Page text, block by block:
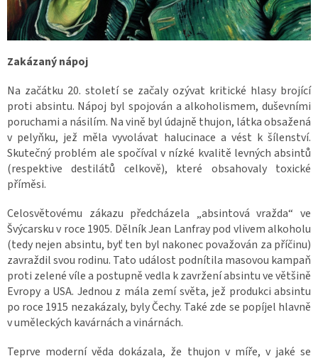
Zakázaný nápoj
Na začátku 20. století se začaly ozývat kritické hlasy brojící
proti absintu. Nápoj byl spojován a alkoholismem, duševními
poruchami a násilím. Na vině byl údajně thujon, látka obsažená
v pelyňku, jež měla vyvolávat halucinace a vést k šílenství.
Skutečný problém ale spočíval v nízké kvalitě levných absintů
(respektive destilátů celkově), které obsahovaly toxické
příměsi.
Celosvětovému zákazu předcházela „absintová vražda“ ve
Švýcarsku v roce 1905. Dělník Jean Lanfray pod vlivem alkoholu
(tedy nejen absintu, byť ten byl nakonec považován za příčinu)
zavraždil svou rodinu. Tato událost podnítila masovou kampaň
proti zelené víle a postupně vedla k zavržení absintu ve většině
Evropy a USA. Jednou z mála zemí světa, jež produkci absintu
po roce 1915 nezakázaly, byly Čechy. Také zde se popíjel hlavně
v uměleckých kavárnách a vinárnách.
Teprve moderní věda dokázala, že thujon v míře, v jaké se